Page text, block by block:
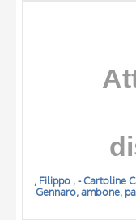
, Filippo , - Cartoline
Gennaro, ambone,